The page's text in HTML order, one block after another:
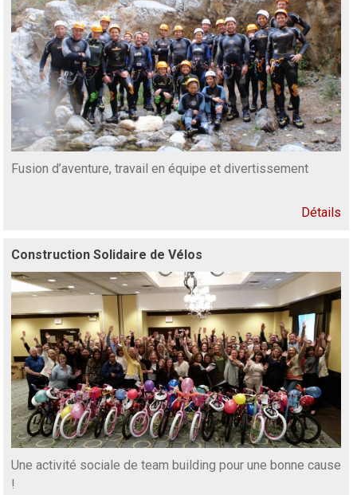
Fusion d’aventure, travail en équipe et divertissement
Détails
Construction Solidaire de Vélos
Une activité sociale de team building pour une bonne cause
!